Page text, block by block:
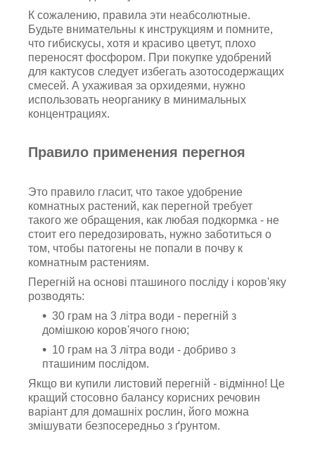
К сожалению, правила эти неабсолютные.
Будьте внимательны к инструкциям и помните,
что гибискусы, хотя и красиво цветут, плохо
переносят фосфором. При покупке удобрений
для кактусов следует избегать азотосодержащих
смесей. А ухаживая за орхидеями, нужно
использовать неорганику в минимальных
концентрациях.
Правило применения перегноя
Это правило гласит, что такое удобрение
комнатных растений, как перегной требует
такого же обращения, как любая подкормка - не
стоит его передозировать, нужно заботиться о
том, чтобы патогены не попали в почву к
комнатным растениям.
Перегній на основі пташиного посліду і коров'яку
розводять:
30 грам на 3 літра води - перегній з
домішкою коров'ячого гною;
10 грам на 3 літра води - добриво з
пташиним послідом.
Якщо ви купили листовий перегній - відмінно! Це
кращий стосовно балансу корисних речовин
варіант для домашніх рослин, його можна
змішувати безпосередньо з ґрунтом.